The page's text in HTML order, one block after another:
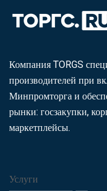
Компания TORGS
производителей при
Минпромторга и
рынки: госзакупки,
маркетплейсы.
Услуги